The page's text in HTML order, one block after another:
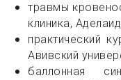
травмы
клиника,
практический
Авивский
баллонная